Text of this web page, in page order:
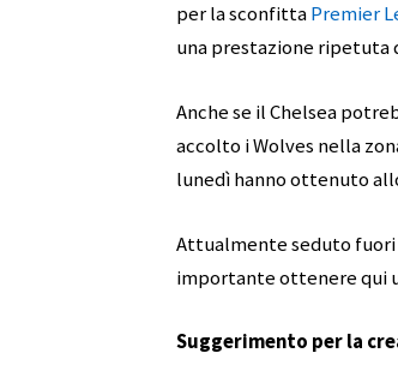
per la sconfittaPremier
una prestazione ripetuta
Anche se il Chelsea
accolto i Wolves nella
lunedì hanno ottenuto
Attualmente seduto fuori
importante ottenere qui
Suggerimento per la